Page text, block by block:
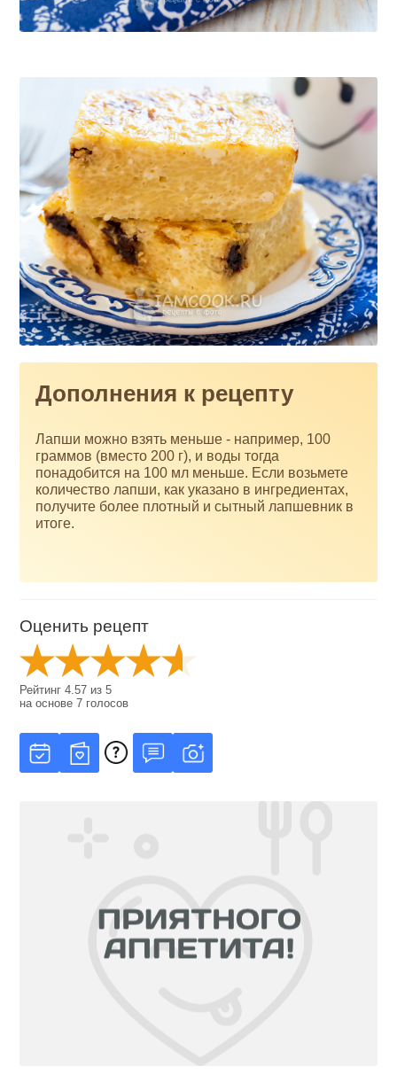
Дополнения к рецепту
Лапши можно взять меньше - например, 100
граммов (вместо 200 г), и воды тогда
понадобится на 100 мл меньше. Если возьмете
количество лапши, как указано в ингредиентах,
получите более плотный и сытный лапшевник в
итоге.
Оценить рецепт
Рейтинг4.57 из5
на основе7 голосов